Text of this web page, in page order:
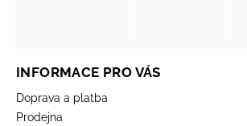
INFORMACE PRO VÁS
Doprava a platba
Prodejna